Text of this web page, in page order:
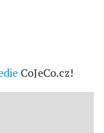
CoJeCo.cz!